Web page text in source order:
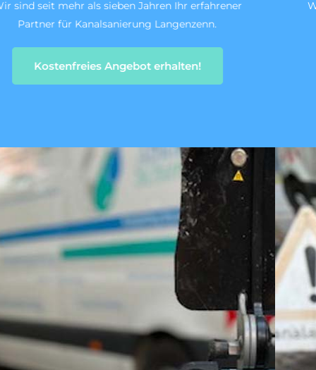
Wir sind ein zertifiziertes Fachunternehmen für die
Kanal-TV-Untersuchung gem. DIN 1986-30.
Zum Angebotsservice